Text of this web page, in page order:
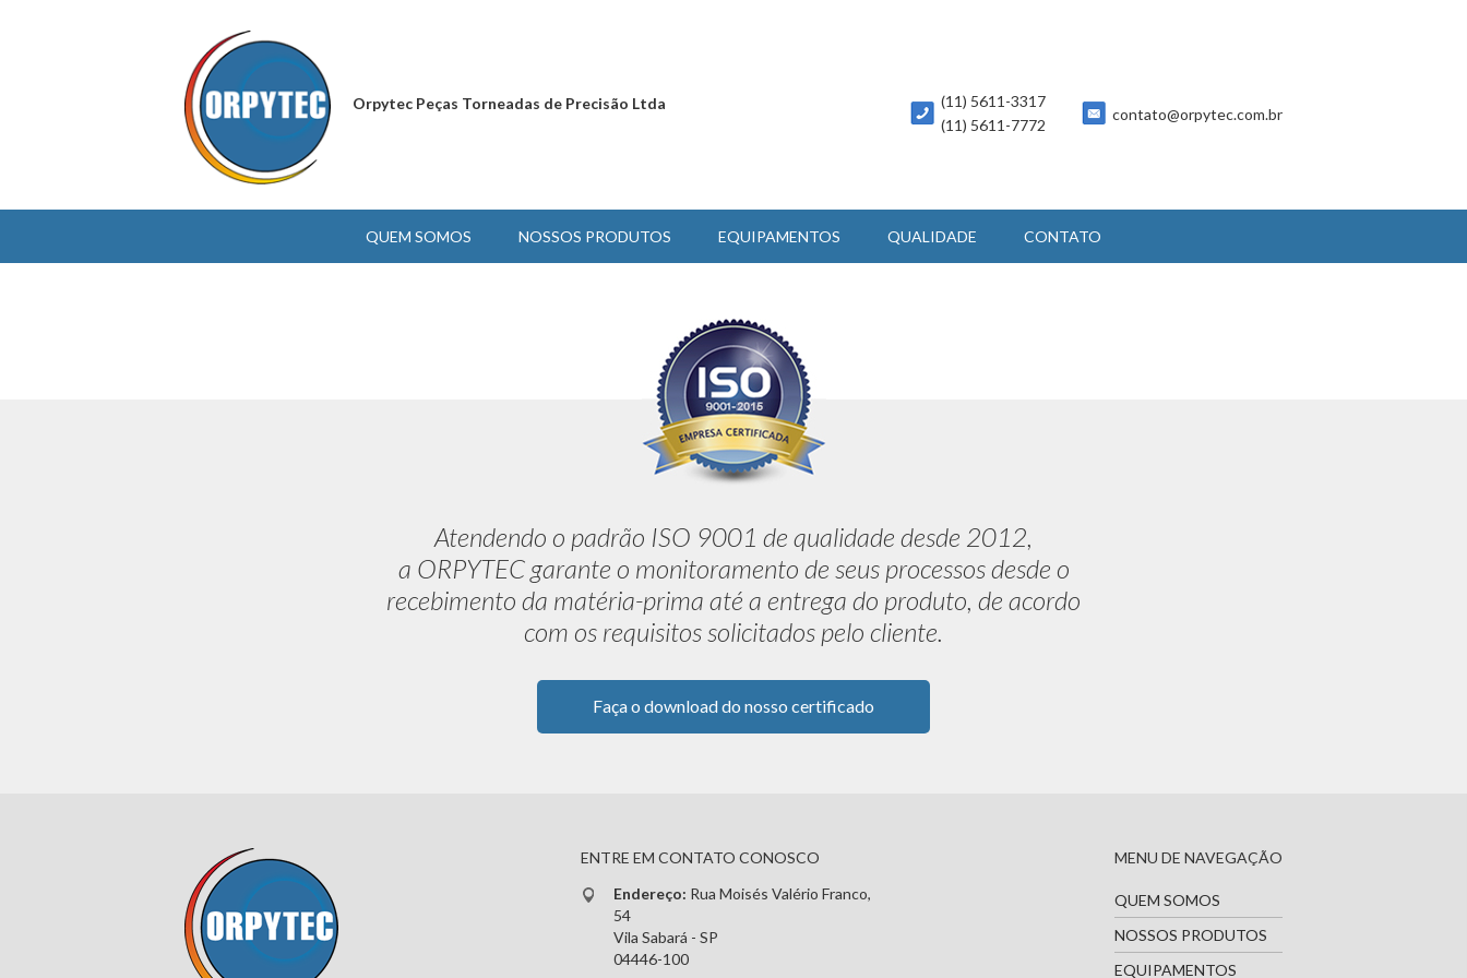
Orpytec Peças Torneadas de Precisão Ltda
(11) 5611-3317
(11) 5611-7772
contato@orpytec.com.br
QUEM SOMOS NOSSOS PRODUTOS EQUIPAMENTOS QUALIDADE CONTATO
Atendendo o padrão ISO 9001 de qualidade desde 2012,
a ORPYTEC garante o monitoramento de seus processos desde o
recebimento da matéria-prima até a entrega do produto, de acordo
com os requisitos solicitados pelo cliente.
Faça o download do nosso certificado
ENTRE EM CONTATO CONOSCO
Endereço: Rua Moisés Valério Franco,
54
Vila Sabará - SP
04446-100
MENU DE NAVEGAÇÃO
QUEM SOMOS
NOSSOS PRODUTOS
EQUIPAMENTOS